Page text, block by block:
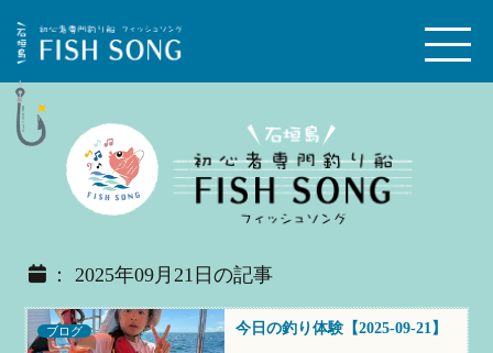
： 2025年09月21日の記事
ブログ 今日の釣り体験【2025-09-21】